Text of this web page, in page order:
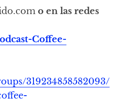
o en las redes
Coffee-
319234858582093/